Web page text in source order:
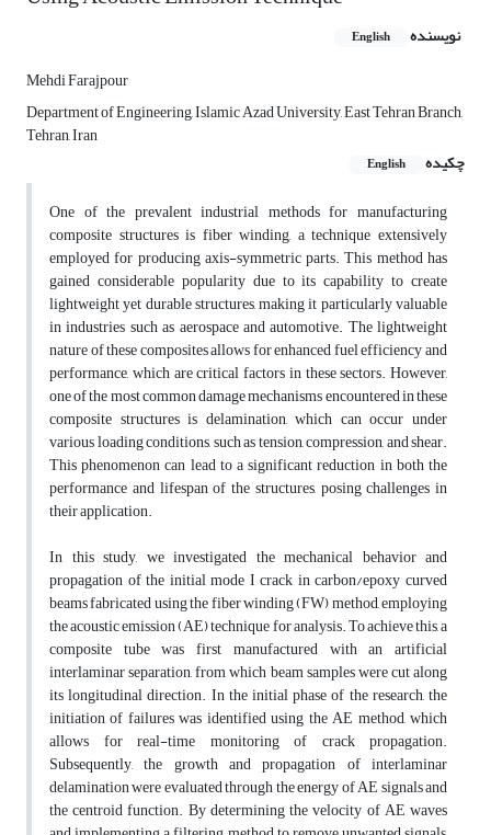
نویسنده English
Mehdi Farajpour
Department of Engineering, Islamic Azad University, East Tehran Branch,
Tehran, Iran
چکیده
English
One of the prevalent industrial methods for manufacturing
composite structures is fiber winding, a technique extensively
employed for producing axis-symmetric parts. This method has
gained considerable popularity due to its capability to create
lightweight yet durable structures, making it particularly valuable
in industries such as aerospace and automotive. The lightweight
nature of these composites allows for enhanced fuel efficiency and
performance, which are critical factors in these sectors. However,
one of the most common damage mechanisms encountered in these
composite structures is delamination, which can occur under
various loading conditions, such as tension, compression, and shear.
This phenomenon can lead to a significant reduction in both the
performance and lifespan of the structures, posing challenges in
their application.
In this study, we investigated the mechanical behavior and
propagation of the initial mode I crack in carbon/epoxy curved
beams fabricated using the fiber winding (FW) method, employing
the acoustic emission (AE) technique for analysis. To achieve this, a
composite tube was first manufactured with an artificial
interlaminar separation, from which beam samples were cut along
its longitudinal direction. In the initial phase of the research, the
initiation of failures was identified using the AE method, which
allows for real-time monitoring of crack propagation.
Subsequently, the growth and propagation of interlaminar
delamination were evaluated through the energy of AE signals and
the centroid function. By determining the velocity of AE waves